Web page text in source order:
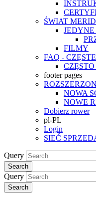
ŚWIAT
FILMY
FAQ -
footer pages
NOWA
NOWE
Dobierz rower
pl-PL
Login
SIEĆ
Query
Search
Query
Search